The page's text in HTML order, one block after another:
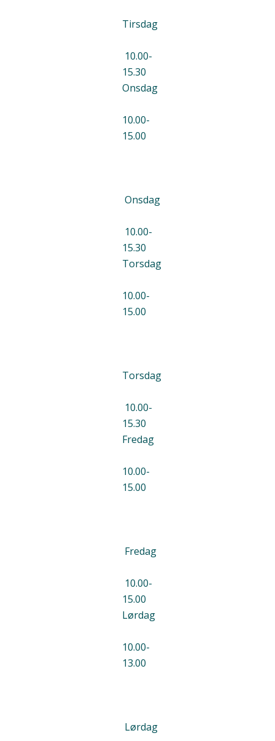
Tirsdag
10.00-
15.30
Onsdag
10.00-
15.00
Onsdag
10.00-
15.30
Torsdag
10.00-
15.00
Torsdag
10.00-
15.30
Fredag
10.00-
15.00
Fredag
10.00-
15.00
Lørdag
10.00-
13.00
Lørdag